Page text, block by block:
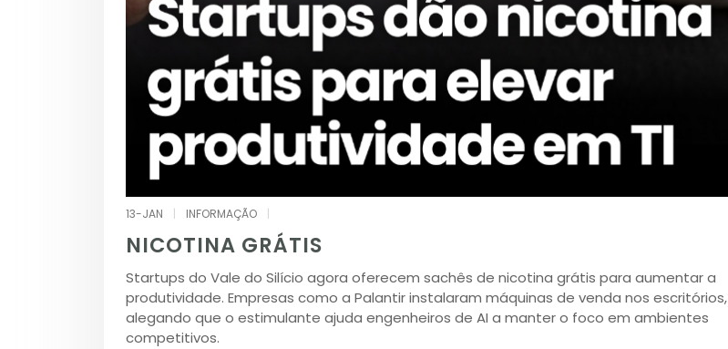
13-JAN INFORMAÇÃO
NICOTINA GRÁTIS
Startups do Vale do Silício agora oferecem sachês de nicotina grátis para aumentar a
produtividade. Empresas como a Palantir instalaram máquinas de venda nos escritórios,
alegando que o estimulante ajuda engenheiros de AI a manter o foco em ambientes
competitivos.